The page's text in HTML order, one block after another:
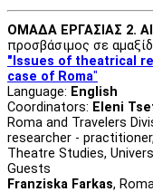
ΟΜΑΔΑ ΕΡΓΑΣΙΑΣ 2.
προσβάσιμος σε
"Issues of theatrical
case of Roma"
Language: English
Coordinators: Eleni
Roma and Travelers
researcher -
Theatre Studies,
Guests
Franziska Farkas,